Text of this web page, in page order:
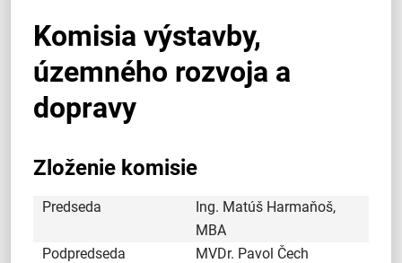
Komisia výstavby,
územného rozvoja a
dopravy
Zloženie komisie
Predseda
Ing. Matúš Harmaňoš,
MBA
Podpredseda
MVDr. Pavol Čech